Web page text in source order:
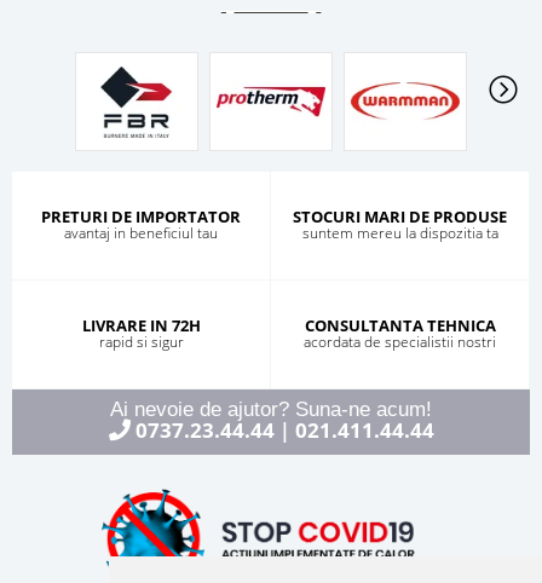
PRETURI DE IMPORTATOR
avantaj in beneficiul tau
STOCURI MARI DE PRODUSE
suntem mereu la dispozitia ta
LIVRARE IN 72H
rapid si sigur
CONSULTANTA TEHNICA
acordata de specialistii nostri
Ai nevoie de ajutor? Suna-ne acum!
0737.23.44.44| 021.411.44.44